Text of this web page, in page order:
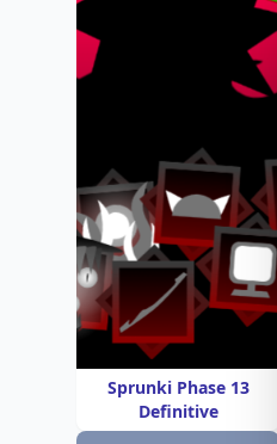
Sprunki Phase 13
Definitive